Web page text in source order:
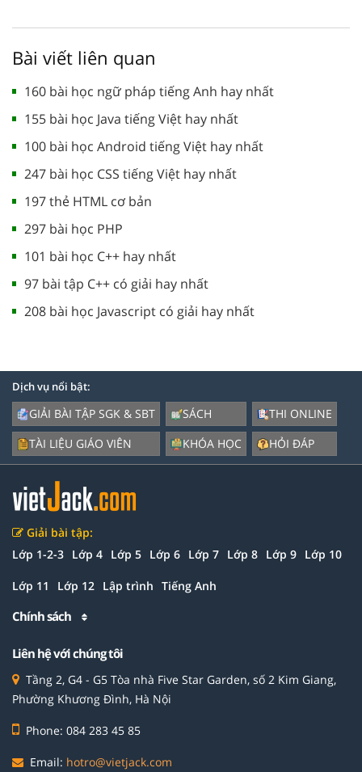
Bài viết liên quan
160 bài học ngữ pháp tiếng Anh hay nhất
155 bài học Java tiếng Việt hay nhất
100 bài học Android tiếng Việt hay nhất
247 bài học CSS tiếng Việt hay nhất
197 thẻ HTML cơ bản
297 bài học PHP
101 bài học C++ hay nhất
97 bài tập C++ có giải hay nhất
208 bài học Javascript có giải hay nhất
Dịch vụ nổi bật:
GIẢI BÀI TẬP SGK & SBT
TÀI LIỆU GIÁO VIÊN
SÁCH
KHÓA HỌC
THI ONLINE
HỎI ĐÁP
Giải bài tập:
Lớp 1-2-3 Lớp 4 Lớp 5 Lớp 6 Lớp 7 Lớp 8 Lớp 9 Lớp 10
Lớp 11 Lớp 12 Lập trình Tiếng Anh
Chính sách
Liên hệ với chúng tôi
Tầng 2, G4 - G5 Tòa nhà Five Star Garden, số 2 Kim Giang,
Phường Khương Đình, Hà Nội
Phone: 084 283 45 85
Email: hotro@vietjack.com